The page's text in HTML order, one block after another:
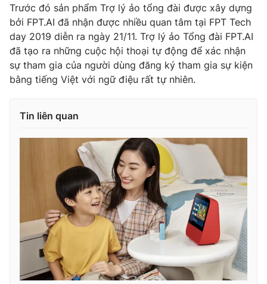
Trước đó sản phẩm Trợ lý ảo tổng đài được xây dựng
bởi FPT.AI đã nhận được nhiều quan tâm tại FPT Tech
day 2019 diễn ra ngày 21/11. Trợ lý ảo Tổng đài FPT.AI
đã tạo ra những cuộc hội thoại tự động để xác nhận
sự tham gia của người dùng đăng ký tham gia sự kiện
bằng tiếng Việt với ngữ điệu rất tự nhiên.
Tin liên quan